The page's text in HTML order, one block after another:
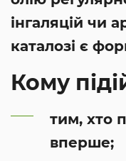
інгаляцій чи
каталозі є
Кому
тим, хто
вперше;